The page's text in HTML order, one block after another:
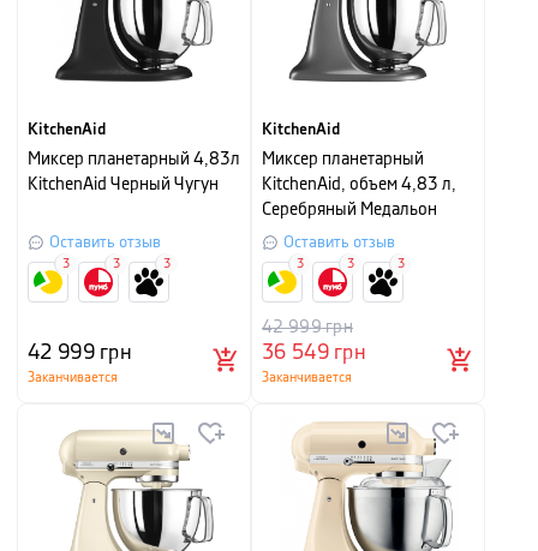
KitchenAid
Миксер планетарный 4,83л
KitchenAid Черный Чугун
Оставить отзыв
42 999грн
Заканчивается
3 3 3
KitchenAid
Миксер планетарный
KitchenAid, объем 4,83 л,
Серебряный Медальон
Оставить отзыв
36 549грн
42 999грн
Заканчивается
3 3 3